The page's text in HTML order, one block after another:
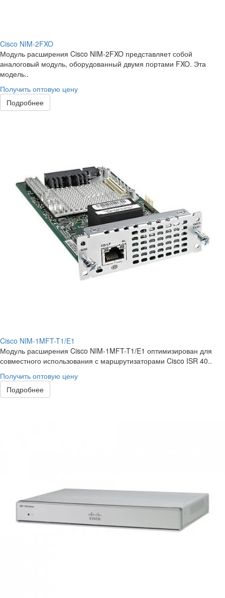
Cisco NIM-2FXO
Модуль расширения Cisco NIM-2FXO представляет собой
аналоговый модуль, оборудованный двумя портами FXO. Эта
модель..
Получить оптовую цену
Подробнее
Cisco NIM-1MFT-T1/E1
Модуль расширения Cisco NIM-1MFT-T1/E1 оптимизирован для
совместного использования с маршрутизаторами Cisco ISR 40..
Получить оптовую цену
Подробнее